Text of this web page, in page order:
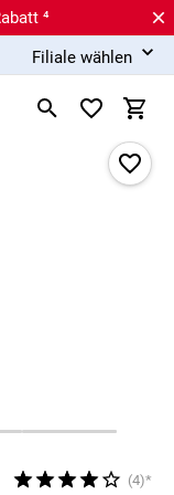
⁴
Filiale wählen
(4)*